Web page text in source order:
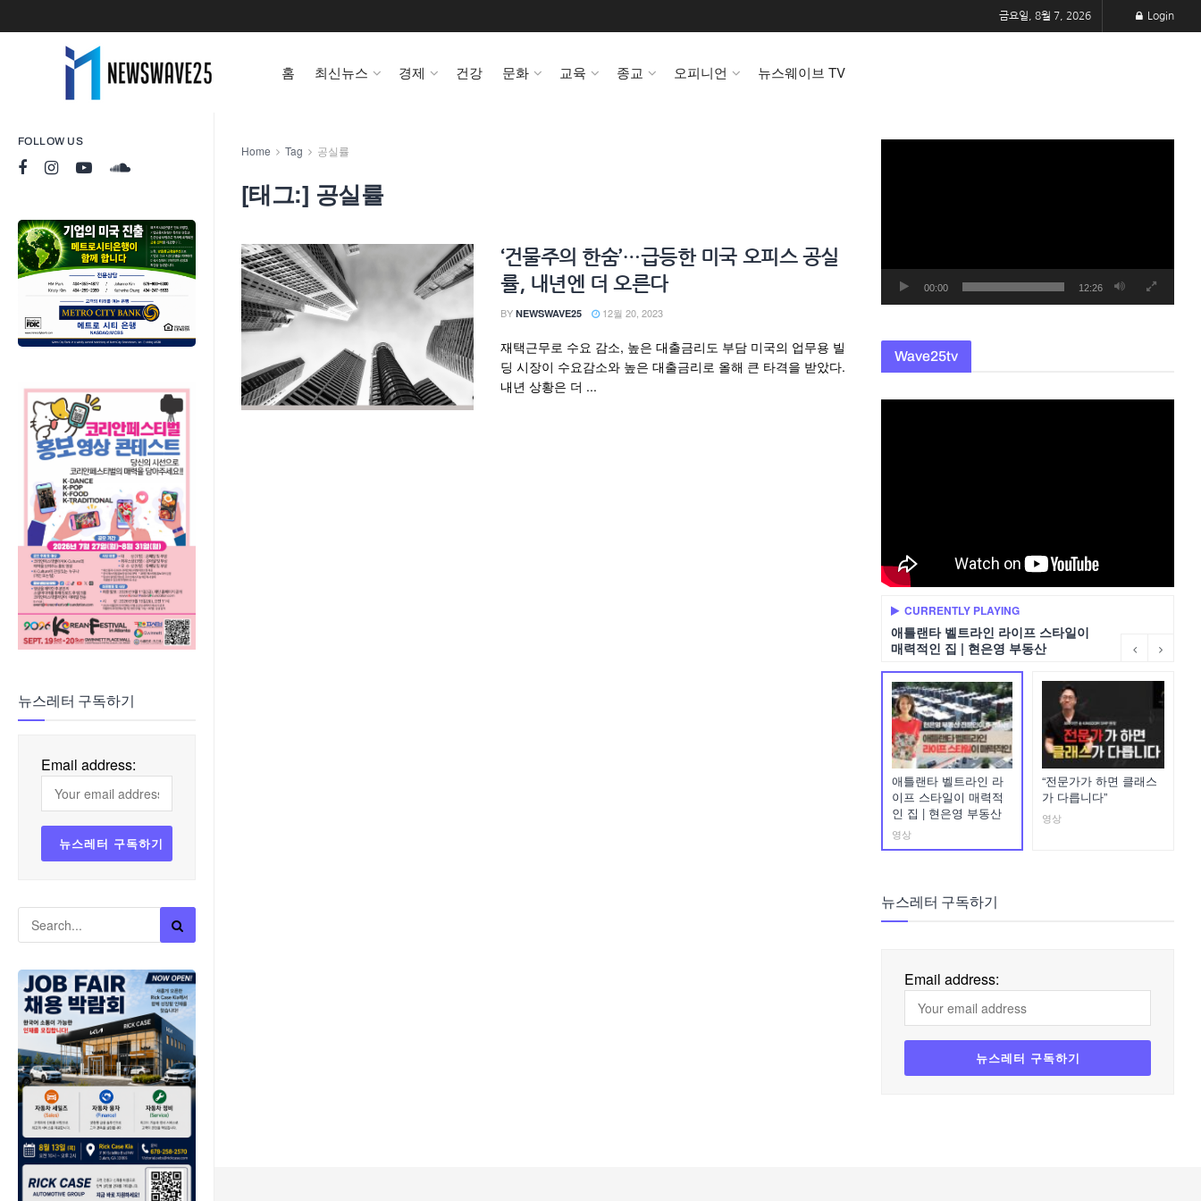
FOLLOW US
뉴스레터 구독하기
Email address:
금요일, 8월 7, 2026 Login
홈 최신뉴스 경제 건강 문화 교육 종교 오피니언 뉴스웨이브 TV
Home Tag 공실률
[태그:] 공실률
‘건물주의 한숨’…급등한 미국 오피스 공실
률, 내년엔 더 오른다
BY NEWSWAVE25 12월 20, 2023
재택근무로 수요 감소, 높은 대출금리도 부담 미국의 업무용 빌
딩 시장이 수요감소와 높은 대출금리로 올해 큰 타격을 받았다.
내년 상황은 더 ...
00:00 12:26
Wave25tv
CURRENTLY PLAYING
애틀랜타 벨트라인 라이프 스타일이
매력적인 집 | 현은영 부동산
애틀랜타 벨트라인 라
이프 스타일이 매력적
인 집 | 현은영 부동산
영상
“전문가가 하면 클래스
가 다릅니다”
영상
뉴스레터 구독하기
Email address: